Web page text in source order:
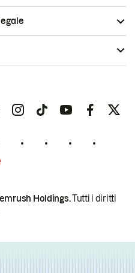
Holdings.Tutti i diritti